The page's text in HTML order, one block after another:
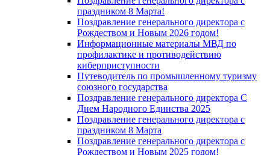
праздником 8 Марта!
Поздравление генерального директора с
Рождеством и Новым 2026 годом!
Информационные материалы МВД по
профилактике и противодействию
киберприступности
Путеводитель по промышленному туризму
союзного государства
Поздравление генерального директора С
Днем Народного Единства 2025
Поздравление генерального директора с
праздником 8 Марта
Поздравление генерального директора с
Рождеством и Новым 2025 годом!